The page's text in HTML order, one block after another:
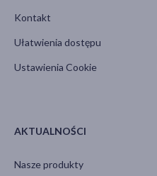
Kontakt
Ułatwienia dostępu
Ustawienia Cookie
AKTUALNOŚCI
Nasze produkty